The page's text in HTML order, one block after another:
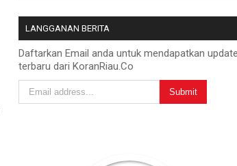
LANGGANAN BERITA
Daftarkan Email anda untuk mendapatkan update
terbaru dari KoranRiau.Co